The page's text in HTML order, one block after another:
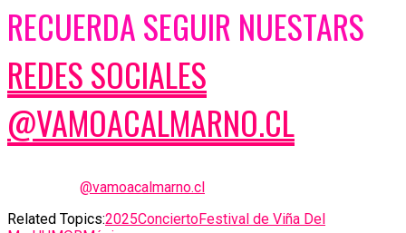
RECUERDA SEGUIR NUESTARS
REDES SOCIALES
@VAMOACALMARNO.CL
@vamoacalmarno.cl
Related Topics:2025ConciertoFestival de Viña Del